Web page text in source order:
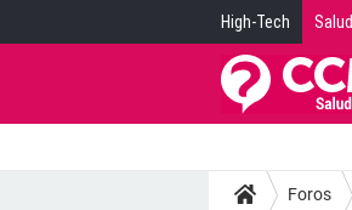
High-Tech Salud
Foros